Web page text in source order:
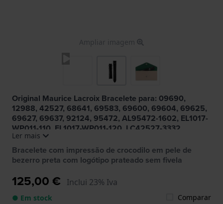
Ampliar imagem
Original Maurice Lacroix Bracelete para: 09690,
12988, 42527, 68641, 69583, 69600, 69604, 69625,
69627, 69637, 92124, 95472, AL95472-1602, EL1017-
WP011-110, EL1017-WP011-120, LC42527-3332,
LC42527-3340, LC69600-3301, LC69600-3307,
LC69600-3322, LC69604-3301, LC69604-3303,
LC69604-3322, LC69604-3327, LC69625-3301,
LC69627-3305, LM12988-5801, MA68641-1105,
PR69583-1504, SI69637-1405, TA09690-3301,
TA09690-3312, TA09690-3321, TA09690-3332,
TA09690-3352, TA09690-3381
Ler mais
Bracelete com impressão de crocodilo em pele de
bezerro preta com logótipo prateado sem fivela
125,00 € Inclui 23% Iva
● Em stock Comparar